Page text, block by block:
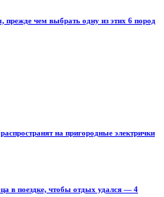
чем выбрать одну из этих 6 пород
на пригородные электрички
в поездке, чтобы отдых удался — 4